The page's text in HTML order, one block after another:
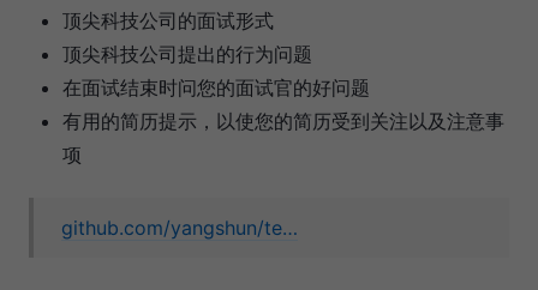
顶尖科技公司的面试形式
顶尖科技公司提出的行为问题
在面试结束时问您的面试官的好问题
有用的简历提示，以使您的简历受到关注以及注意事
项
github.com/yangshun/te…